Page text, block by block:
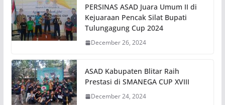
PERSINAS ASAD Juara Umum II di
Kejuaraan Pencak Silat Bupati
Tulungagung Cup 2024
December 26, 2024
ASAD Kabupaten Blitar Raih
Prestasi di SMANEGA CUP XVIII
December 24, 2024